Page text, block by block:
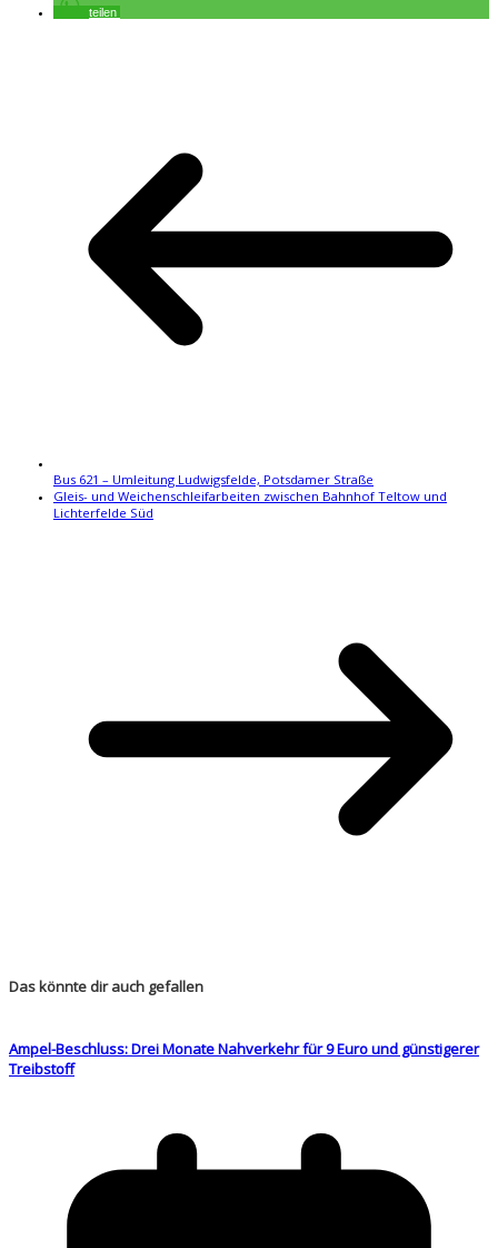
teilen
Bus 621 – Umleitung Ludwigsfelde, Potsdamer Straße
Gleis- und Weichenschleifarbeiten zwischen Bahnhof Teltow und
Lichterfelde Süd
Das könnte dir auch gefallen
Ampel-Beschluss: Drei Monate Nahverkehr für 9 Euro und günstigerer
Treibstoff